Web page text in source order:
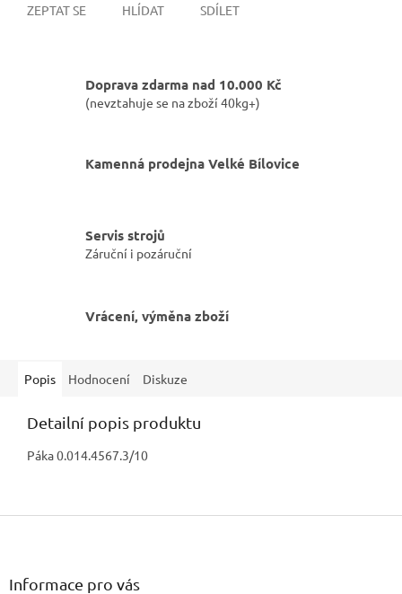
ZEPTAT SE HLÍDAT SDÍLET
Doprava zdarma nad 10.000 Kč
(nevztahuje se na zboží 40kg+)
Kamenná prodejna Velké Bílovice
Servis strojů
Záruční i pozáruční
Vrácení, výměna zboží
Popis Hodnocení Diskuze
Detailní popis produktu
Páka 0.014.4567.3/10
Z
Informace pro vás